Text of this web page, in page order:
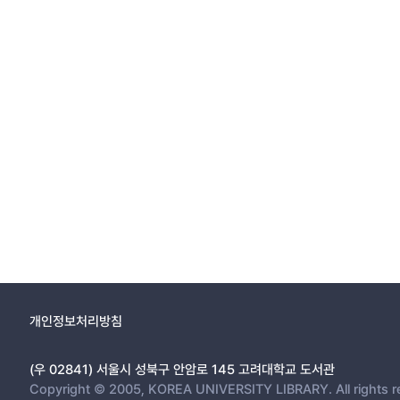
개인정보처리방침
(우 02841) 서울시 성북구 안암로 145 고려대학교 도서관
Copyright © 2005, KOREA UNIVERSITY LIBRARY. All rights